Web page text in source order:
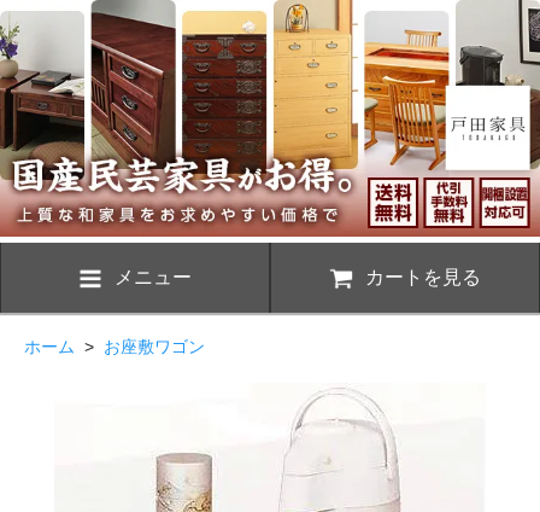
メニュー カートを見る
ホーム > お座敷ワゴン